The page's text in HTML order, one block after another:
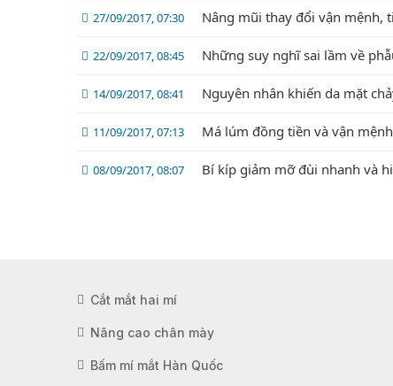
27/09/2017, 07:30 Nâng mũi thay đổi vận mệnh,
22/09/2017, 08:45 Những suy nghĩ sai lầm về
14/09/2017, 08:41 Nguyên nhân khiến da mặt
11/09/2017, 07:13 Má lúm đồng tiền và vận
08/09/2017, 08:07 Bí kíp giảm mỡ đùi nhanh và
Cắt mắt hai mí
Nâng cao chân mày
Bấm mí mắt Hàn Quốc